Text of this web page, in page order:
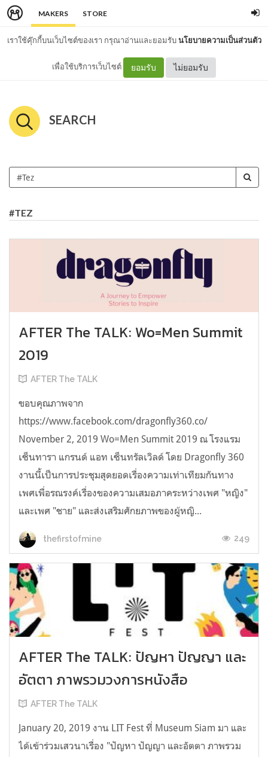
MAKERS STORE
เราใช้คุ๊กกี้บนเว็บไซต์ของเรา กรุณาอ่านและยอมรับนโยบายความเป็นส่วนตัว
เพื่อใช้บริการเว็บไซต์ ยอมรับ ไม่ยอมรับ
SEARCH
#TEZ
AFTER The TALK: Wo=Men Summit
2019
AFTER The TALK
ขอบคุณภาพจาก
https://www.facebook.com/dragonfly360.co/
November 2, 2019 Wo=Men Summit 2019 ณ โรงแรม
เซ็นทารา แกรนด์ แอท เซ็นทรัลเวิลด์ โดย Dragonfly 360
งานนี้เป็นการประชุมสุดยอดเรื่องความเท่าเทียมกันทาง
เพศเพื่อรณรงค์เรื่องของความเสมอภาคระหว่างเพศ "หญิง"
และเพศ "ชาย" และส่งเสริมศักยภาพของผู้หญิ...
thefirstofmine 249
AFTER The TALK: ปัญหา ปัญญา และ
อัตตา ภาพรวมวงการหนังสือ
AFTER The TALK
January 20, 2019 งาน LIT Fest ที่ Museum Siam มา และ
ได้เข้าร่วมเสวนาเรื่อง "ปัญหา ปัญญา และอัตตา ภาพรวม